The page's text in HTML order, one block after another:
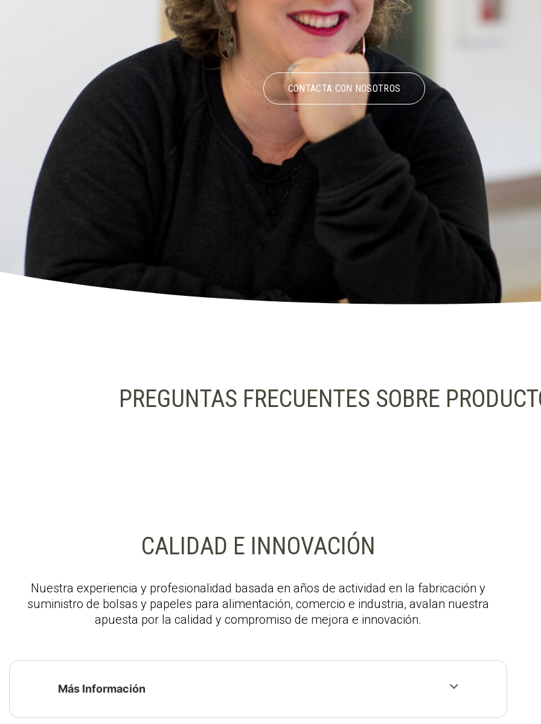
CONTACTA CON NOSOTROS
PREGUNTAS FRECUENTES SOBRE
CALIDAD E INNOVACIÓN
Nuestra experiencia y profesionalidad basada en años de actividad en la fabricación y
suministro de bolsas y papeles para alimentación, comercio e industria, avalan nuestra
apuesta por la calidad y compromiso de mejora e innovación.
Más Información